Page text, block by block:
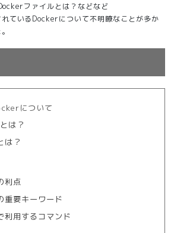
ファイルとは？などなど
ているDockerについて不明瞭なことが多か
について
は？
は？
利点
重要キーワード
利用するコマンド